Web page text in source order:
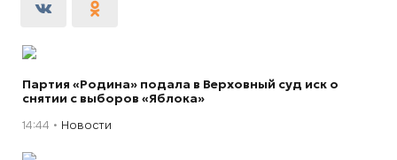
Партия «Родина» подала в Верховный суд иск о
снятии с выборов «Яблока»
14:44 Новости